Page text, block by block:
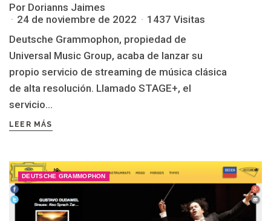
Por Dorianns Jaimes
24 de noviembre de 2022
1437 Visitas
Deutsche Grammophon, propiedad de
Universal Music Group, acaba de lanzar su
propio servicio de streaming de música clásica
de alta resolución. Llamado STAGE+, el
servicio...
LEER MÁS
DEUTSCHE GRAMMOPHON